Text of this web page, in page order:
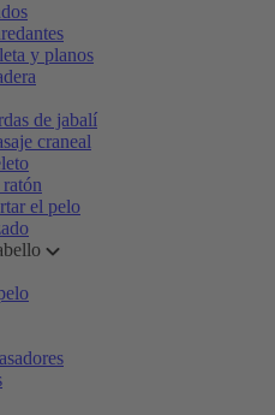
y planos
de jabalí
craneal
el pelo